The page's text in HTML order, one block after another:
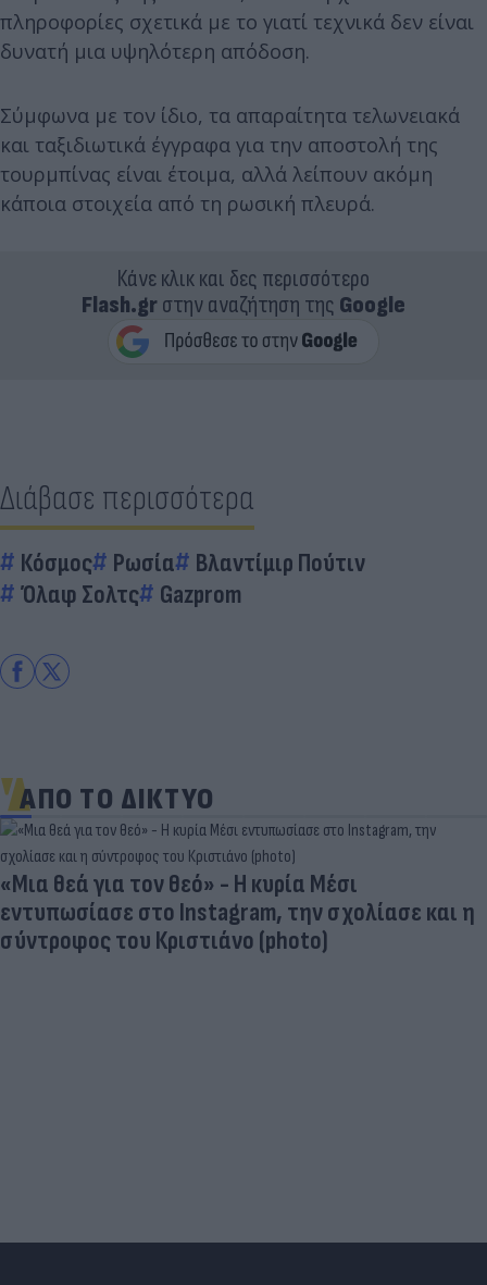
πληροφορίες σχετικά με το γιατί τεχνικά δεν είναι
δυνατή μια υψηλότερη απόδοση.
Σύμφωνα με τον ίδιο, τα απαραίτητα τελωνειακά
και ταξιδιωτικά έγγραφα για την αποστολή της
τουρμπίνας είναι έτοιμα, αλλά λείπουν ακόμη
κάποια στοιχεία από τη ρωσική πλευρά.
Κάνε κλικ και δες περισσότερο
Flash.grστην αναζήτηση της Google
Διάβασε περισσότερα
Κόσμος Ρωσία
Βλαντίμιρ Πούτιν
Όλαφ Σολτς
Gazprom
ΑΠΟ ΤΟ ΔΙΚΤΥΟ
«Μια θεά για τον θεό» - Η κυρία Μέσι
εντυπωσίασε στο Instagram, την σχολίασε και η
σύντροφος του Κριστιάνο (photo)